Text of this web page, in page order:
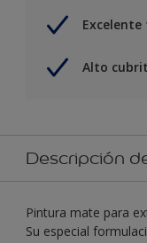
Alto
Descripción
Pintura mate para
Su especial